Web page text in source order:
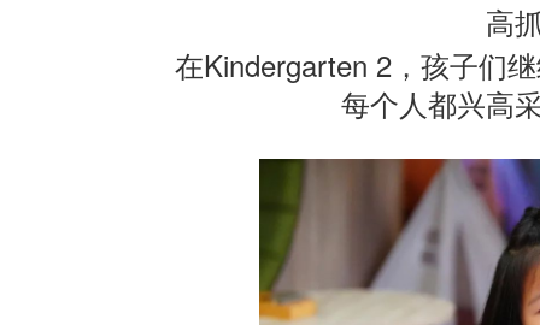
高
在Kindergarten 2 ，孩子们
每个人都兴高